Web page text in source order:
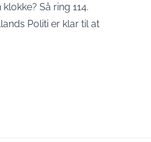
Så ring 114.
Politi er klar til at